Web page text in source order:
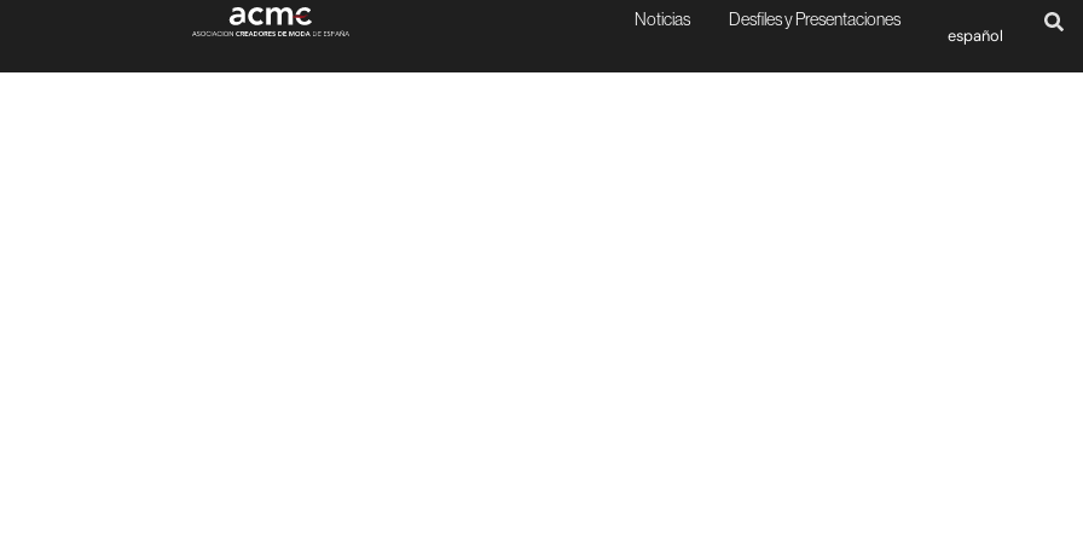
Noticias Desfiles y Presentaciones
español